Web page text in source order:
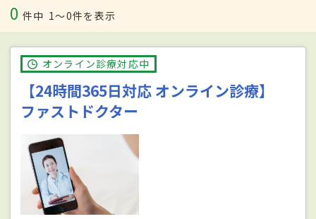
0 件中 1〜0件を表示
オンライン診療対応中
【24時間365日対応 オンライン診療】
ファストドクター